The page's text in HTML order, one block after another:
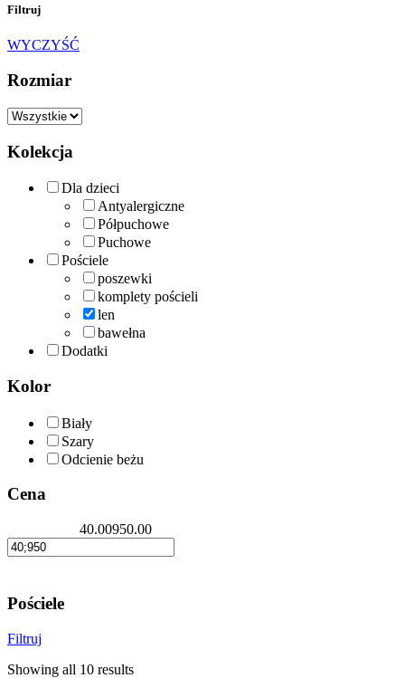
Filtruj
WYCZYŚĆ
Rozmiar
Kolekcja
Dla dzieci
Antyalergiczne
Półpuchowe
Puchowe
Pościele
poszewki
komplety pościeli
len
bawełna
Dodatki
Kolor
Biały
Szary
Odcienie beżu
Cena
40.00950.00
Pościele
Filtruj
Showing all 10 results